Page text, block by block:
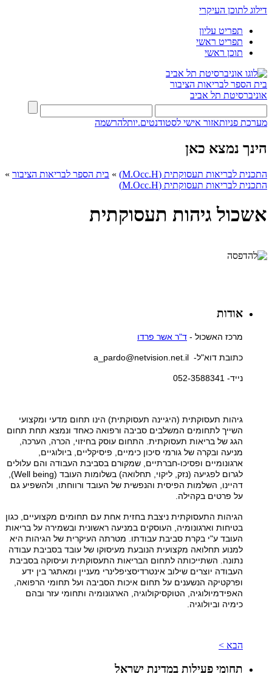
דילוג לתוכן העיקרי
תפריט עליון
תפריט ראשי
תוכן ראשי
בית הספר לבריאות הציבור
אוניברסיטת תל אביב
מערכת פניותאזור אישי לסטודנטים.יותלהרשמה
הינך נמצא כאן
התכנית לבריאות תעסוקתית (M.Occ.H) » בית הספר לבריאות הציבור »
התכנית לבריאות תעסוקתית (M.Occ.H)
אשכול גיהות תעסוקתית
אודות
מרכז האשכול - ד"ר אשר פרדו
כתובת דוא"ל- a_pardo@netvision.net.il
נייד- 052-3588341
גיהות תעסוקתית (היגיינה תעסוקתית) הינו תחום מדעי ומקצועי
השייך לתחומים המשלבים סביבה ורפואה כאחד ונמצא תחת תחום
הגג של בריאות תעסוקתית. התחום עוסק בחיזוי, הכרה, הערכה,
מניעה ובקרה של גורמי סיכון כימיים, פיסיקליים, ביולוגיים,
ארגונומיים ופסיכו-חברתיים, שמקורם בסביבת העבודה והם עלולים
לגרום לפגיעה (נזק, ליקוי, תחלואה) בשלומות העובד (Well being),
דהיינו, השלמות הפיסית והנפשית של העובד ורווחתו, ולהשפיע גם
על פרטים בקהילה.
הגיהות התעסוקתית ניצבת בחזית אחת עם תחומים מקצועיים, כגון
בטיחות וארגונומיה, העוסקים במניעה ראשונית ובשמירה על בריאות
העובד ע"י בקרת סביבת עבודתו. מטרתה העיקרית של הגיהות היא
למנוע תחלואה מקצועית הנובעת מעיסוקו של עובד בסביבת עבודה
נתונה. השתייכותה לתחום הבריאות התעסוקתית ועיסוקה בסביבת
העבודה יוצרים שילוב אינטרדיסציפלינרי מעניין ומאתגר בין ידע
ופרקטיקה הנשענים על תחום איכות הסביבה ועל תחומי הרפואה,
האפידמיולוגיה, הטוקסיקולוגיה, הארגונומיה ותחומי עזר ובהם
כימיה וביולוגיה.
הבא >
תחומי פעילות במדינת ישראל